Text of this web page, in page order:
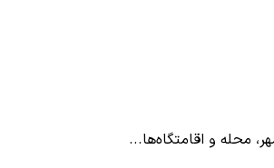
محله و اقامتگاه‌ها...